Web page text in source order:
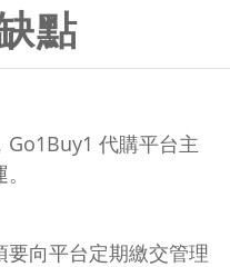
點
Go1Buy1 代購平台主
向平台定期繳交管理